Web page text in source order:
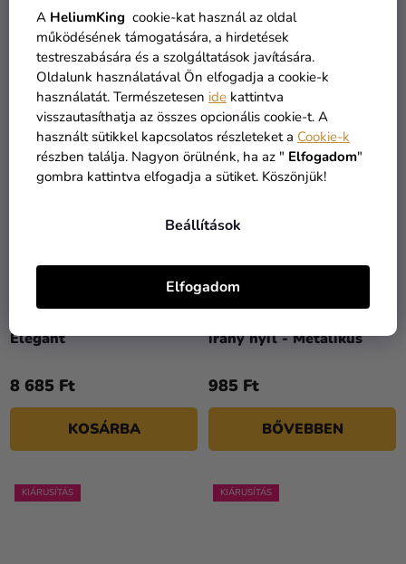
A HeliumKing cookie-kat használ az oldal
működésének támogatására, a hirdetések
testreszabására és a szolgáltatások javítására.
Oldalunk használatával Ön elfogadja a cookie-k
használatát. Természetesen ide kattintva
visszautasíthatja az összes opcionális cookie-t. A
használt sütikkel kapcsolatos részleteket a Cookie-k
részben találja. Nagyon örülnénk, ha az " Elfogadom"
gombra kattintva elfogadja a sütiket. Köszönjük!
Beállítások
Elfogadom
1 580 Ft
KOSÁRBA
1 220 Ft
KOSÁRBA
Elegant
8 685 Ft
KOSÁRBA
irány nyíl - Metalikus
985 Ft
BŐVEBBEN
KIÁRUSÍTÁS KIÁRUSÍTÁS